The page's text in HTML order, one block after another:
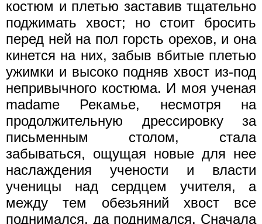
костюм и плетью заставив тщательно
поджимать хвост; но стоит бросить
перед ней на пол горсть орехов, и она
кинется на них, забыв вбитые плетью
ужимки и высоко подняв хвост из-под
непривычного костюма. И моя ученая
madame Рекамье, несмотря на
продолжительную дрессировку за
письменным столом, стала
забываться, ощущая новые для нее
наслаждения учености и власти
ученицы над сердцем учителя, а
между тем обезьяний хвост все
поднимался, да поднимался. Сначала